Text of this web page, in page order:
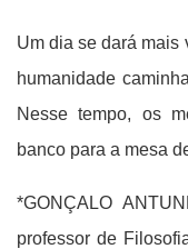
Um dia se dará mais
humanidade
Nesse tempo, os
banco para a mesa
*GONÇALO
professor de